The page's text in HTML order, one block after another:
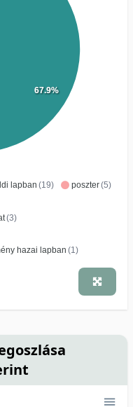
lapban (19) poszter(5)
(3)
hazai lapban (1)
67.9%